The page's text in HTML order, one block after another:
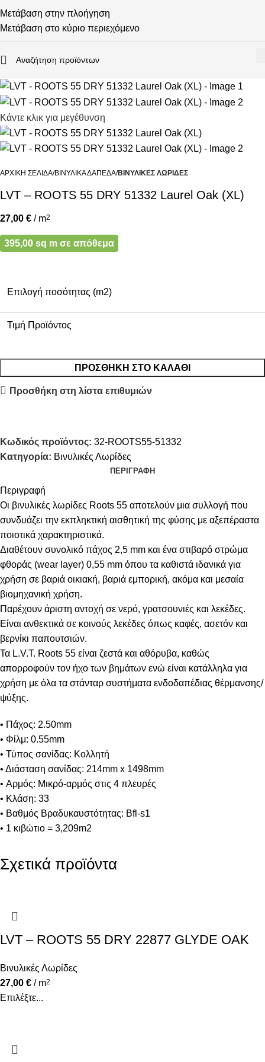
Μετάβαση στην πλοήγηση
Μετάβαση στο κύριο περιεχόμενο
Κάντε κλικ για μεγέθυνση
ΑΡΧΙΚΉ ΣΕΛΊΔΑ ΒΙΝΥΛΙΚΆ ΔΆΠΕΔΑ ΒΙΝΥΛΙΚΈΣ ΛΩΡΊΔΕΣ
LVT – ROOTS 55 DRY 51332 Laurel Oak (XL)
27,00 € / m2
395,00 sq m σε απόθεμα
Επιλογή ποσότητας (m2)
Τιμή Προϊόντος
ΠΡΟΣΘΉΚΗ ΣΤΟ ΚΑΛΆΘΙ
Προσθήκη στη λίστα επιθυμιών
Κωδικός προϊόντος: 32-ROOTS55-51332
Κατηγορία: Βινυλικές Λωρίδες
ΠΕΡΙΓΡΑΦΉ
Περιγραφή
Οι βινυλικές λωρίδες Roots 55 αποτελούν μια συλλογή που
συνδυάζει την εκπληκτική αισθητική της φύσης με αξεπέραστα
ποιοτικά χαρακτηριστικά.
Διαθέτουν συνολικό πάχος 2,5 mm και ένα στιβαρό στρώμα
φθοράς (wear layer) 0,55 mm όπου τα καθιστά ιδανικά για
χρήση σε βαριά οικιακή, βαριά εμπορική, ακόμα και μεσαία
βιομηχανική χρήση.
Παρέχουν άριστη αντοχή σε νερό, γρατσουνιές και λεκέδες.
Είναι ανθεκτικά σε κοινούς λεκέδες όπως καφές, ασετόν και
βερνίκι παπουτσιών.
Τα L.V.T. Roots 55 είναι ζεστά και αθόρυβα, καθώς
απορροφούν τον ήχο των βημάτων ενώ είναι κατάλληλα για
χρήση με όλα τα στάνταρ συστήματα ενδοδαπέδιας θέρμανσης/
ψύξης.
• Πάχος: 2.50mm
• Φίλμ: 0.55mm
• Τύπος σανίδας: Κολλητή
• Διάσταση σανίδας: 214mm x 1498mm
• Αρμός: Μικρό-αρμός στις 4 πλευρές
• Κλάση: 33
• Βαθμός Βραδυκαυστότητας: Bfl-s1
• 1 κιβώτιο = 3,209m2
Σχετικά προϊόντα
LVT – ROOTS 55 DRY 22877 GLYDE OAK
Βινυλικές Λωρίδες
27,00 € / m2
Επιλέξτε...